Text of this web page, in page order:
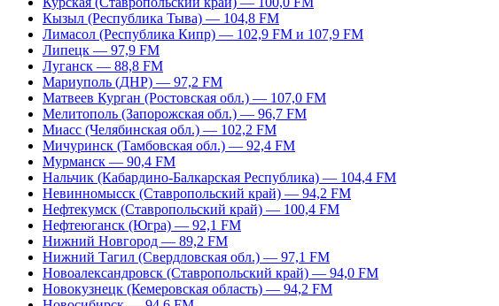
Кызыл (Республика Тыва) — 104,8 FM
Лимасол (Республика Кипр) — 102,9 FM и 107,9 FM
Липецк — 97,9 FM
Луганск — 88,8 FM
Мариуполь (ДНР) — 97,2 FM
Матвеев Курган (Ростовская обл.) — 107,0 FM
Мелитополь (Запорожская обл.) — 96,7 FM
Миасс (Челябинская обл.) — 102,2 FM
Мичуринск (Тамбовская обл.) — 92,4 FM
Мурманск — 90,4 FM
Нальчик (Кабардино-Балкарская Республика) — 104,4 FM
Невинномысск (Ставропольский край) — 94,2 FM
Нефтекумск (Ставропольский край) — 100,4 FM
Нефтеюганск (Югра) — 92,1 FM
Нижний Новгород — 89,2 FM
Нижний Тагил (Свердловская обл.) — 97,1 FM
Новоалександровск (Ставропольский край) — 94,0 FM
Новокузнецк (Кемеровская область) — 94,2 FM